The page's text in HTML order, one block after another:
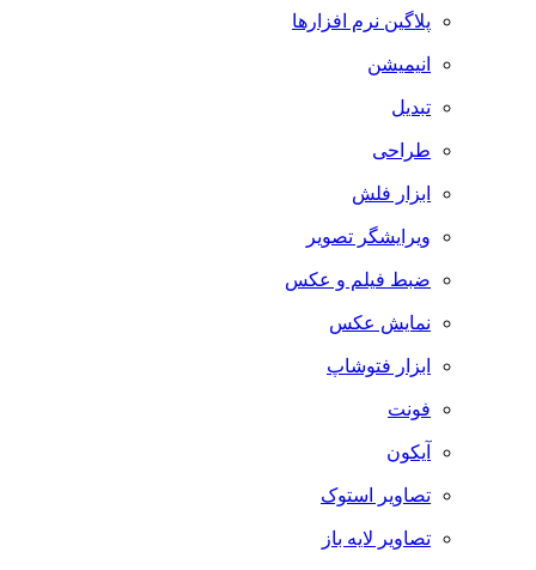
پلاگین نرم افزارها
انیمیشن
تبدیل
طراحی
ابزار فلش
ویرایشگر تصویر
ضبط فيلم و عكس
نمایش عکس
ابزار فتوشاپ
فونت
آیکون
تصاویر استوک
تصاویر لایه باز